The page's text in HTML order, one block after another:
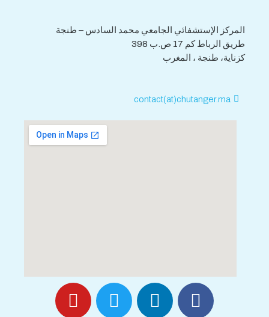
المركز الإستشفائي الجامعي محمد السادس – طنجة
طريق الرباط كم 17 ص.ب 398
كزناية، طنجة ، المغرب
contact(at)chutanger.ma